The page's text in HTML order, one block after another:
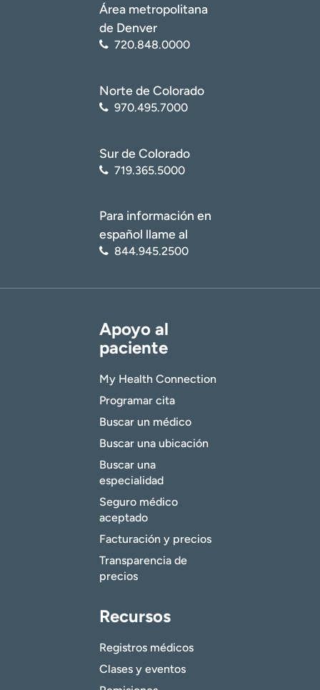
Área metropolitana
de Denver
720.848.0000
Norte de Colorado
970.495.7000
Sur de Colorado
719.365.5000
Para información en
español llame al
844.945.2500
Apoyo al
paciente
My Health Connection
Programar cita
Buscar un médico
Buscar una ubicación
Buscar una
especialidad
Seguro médico
aceptado
Facturación y precios
Transparencia de
precios
Recursos
Registros médicos
Clases y eventos